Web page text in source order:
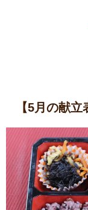
【5月の献